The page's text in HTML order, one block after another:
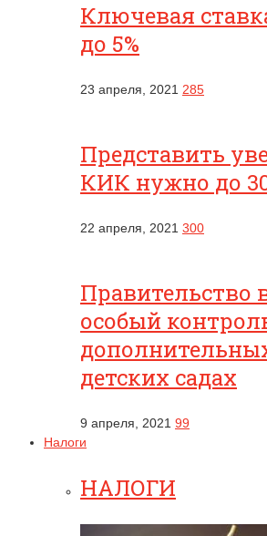
Ключевая
до 5%
23 апреля, 2021 285
Представить
КИК нужно до
22 апреля, 2021 300
Правительство
особый
детских садах
9 апреля, 2021 99
Налоги
НАЛОГИ